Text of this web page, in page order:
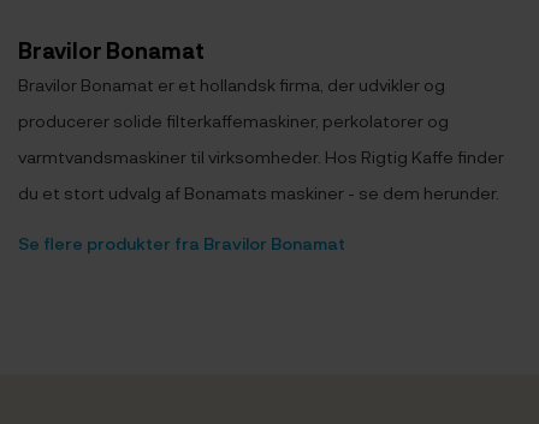
Bravilor Bonamat
Bravilor Bonamat er et hollandsk firma, der udvikler og
producerer solide filterkaffemaskiner, perkolatorer og
varmtvandsmaskiner til virksomheder. Hos Rigtig Kaffe finder
du et stort udvalg af Bonamats maskiner - se dem herunder.
Se flere produkter fra Bravilor Bonamat